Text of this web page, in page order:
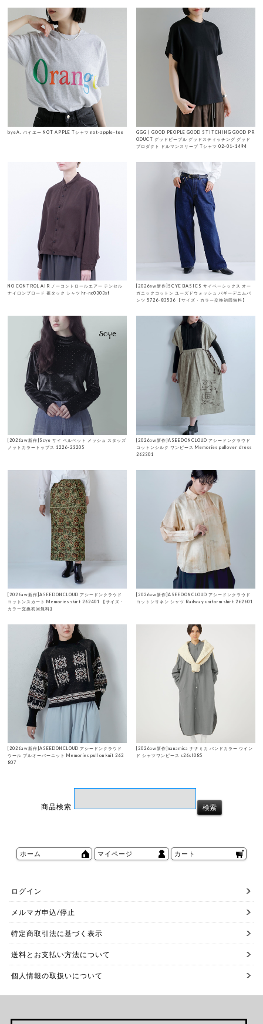
byeA. バイエー NOT APPLE Tシャツ not-apple-tee
GGG | GOOD PEOPLE GOOD STITCHING GOOD PR
ODUCT グッドピープル グッドスティッチング グッド
プロダクト ドルマンスリーブ Tシャツ 02-01-1494
NO CONTROL AIR ノーコントロールエアー テンセル
ナイロンブロード 裾タック シャツ hr-nc0303sf
[2026aw新作]SCYE BASICS サイベーシックス オー
ガニックコットン ユーズドウォッシュ バギーデニムパ
ンツ 5726-83536 【サイズ・カラー交換初回無料】
[2026aw新作]Scye サイ ベルベット メッシュ スタッズ
ノットカラートップス 1226-23205
[2026aw新作]ASEEDONCLOUD アシードンクラウド
コットンシルク ワンピース Memories pullover dress
262301
[2026aw新作]ASEEDONCLOUD アシードンクラウド
コットンスカート Memories skirt 262401 【サイズ・
カラー交換初回無料】
[2026aw新作]ASEEDONCLOUD アシードンクラウド
コットンリネン シャツ Railway uniform shirt 262601
[2026aw新作]ASEEDONCLOUD アシードンクラウド
ウール プルオーバーニット Memories pull on knit 262
807
[2026aw新作]nanamica ナナミカ バンドカラー ウイン
ド シャツワンピース s26sf085
商品検索
ホーム マイページ カート
ログイン
メルマガ申込/停止
特定商取引法に基づく表示
送料とお支払い方法について
個人情報の取扱いについて